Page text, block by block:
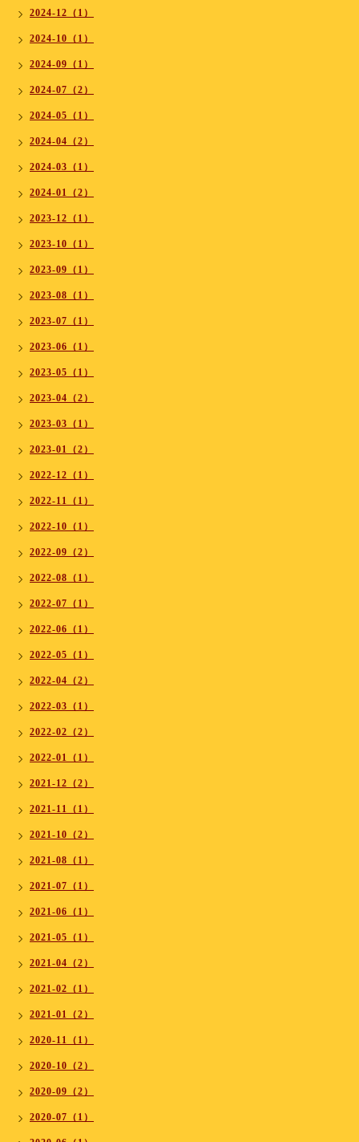
2024-12（1）
2024-10（1）
2024-09（1）
2024-07（2）
2024-05（1）
2024-04（2）
2024-03（1）
2024-01（2）
2023-12（1）
2023-10（1）
2023-09（1）
2023-08（1）
2023-07（1）
2023-06（1）
2023-05（1）
2023-04（2）
2023-03（1）
2023-01（2）
2022-12（1）
2022-11（1）
2022-10（1）
2022-09（2）
2022-08（1）
2022-07（1）
2022-06（1）
2022-05（1）
2022-04（2）
2022-03（1）
2022-02（2）
2022-01（1）
2021-12（2）
2021-11（1）
2021-10（2）
2021-08（1）
2021-07（1）
2021-06（1）
2021-05（1）
2021-04（2）
2021-02（1）
2021-01（2）
2020-11（1）
2020-10（2）
2020-09（2）
2020-07（1）